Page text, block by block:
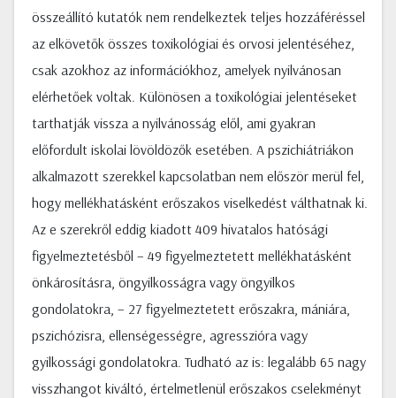
összeállító kutatók nem rendelkeztek teljes hozzáféréssel
az elkövetők összes toxikológiai és orvosi jelentéséhez,
csak azokhoz az információkhoz, amelyek nyilvánosan
elérhetőek voltak. Különösen a toxikológiai jelentéseket
tarthatják vissza a nyilvánosság elől, ami gyakran
előfordult iskolai lövöldözők esetében. A pszichiátriákon
alkalmazott szerekkel kapcsolatban nem először merül fel,
hogy mellékhatásként erőszakos viselkedést válthatnak ki.
Az e szerekről eddig kiadott 409 hivatalos hatósági
figyelmeztetésből – 49 figyelmeztetett mellékhatásként
önkárosításra, öngyilkosságra vagy öngyilkos
gondolatokra, – 27 figyelmeztetett erőszakra, mániára,
pszichózisra, ellenségességre, agresszióra vagy
gyilkossági gondolatokra. Tudható az is: legalább 65 nagy
visszhangot kiváltó, értelmetlenül erőszakos cselekményt